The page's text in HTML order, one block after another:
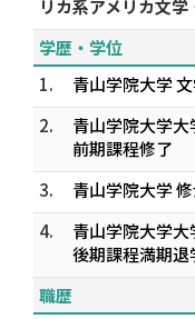
リカ系アメリカ文
学歴・学位
1.
青山学院大学
2.
青山学院大学
前期課程修了
3.
青山学院大学
4.
青山学院大学
後期課程満期退
職歴